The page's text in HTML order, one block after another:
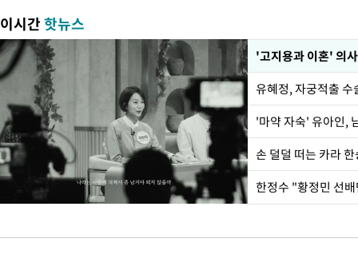
이시간핫뉴스
'고지용과 이혼' 의
유혜정, 자궁적출
'마약 자숙' 유아인,
손 덜덜 떠는 카라